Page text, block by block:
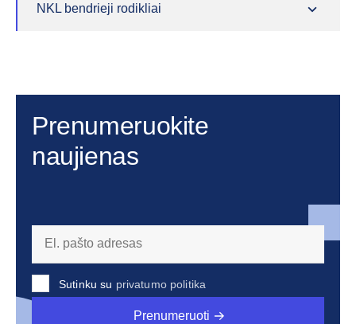
NKL bendrieji rodikliai
Prenumeruokite
naujienas
Sutinku su privatumo politika
Prenumeruoti